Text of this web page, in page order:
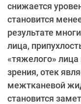
снижается
становится
результате
лица,
«тяжелого»
зрения, отек
межтканевой
становится